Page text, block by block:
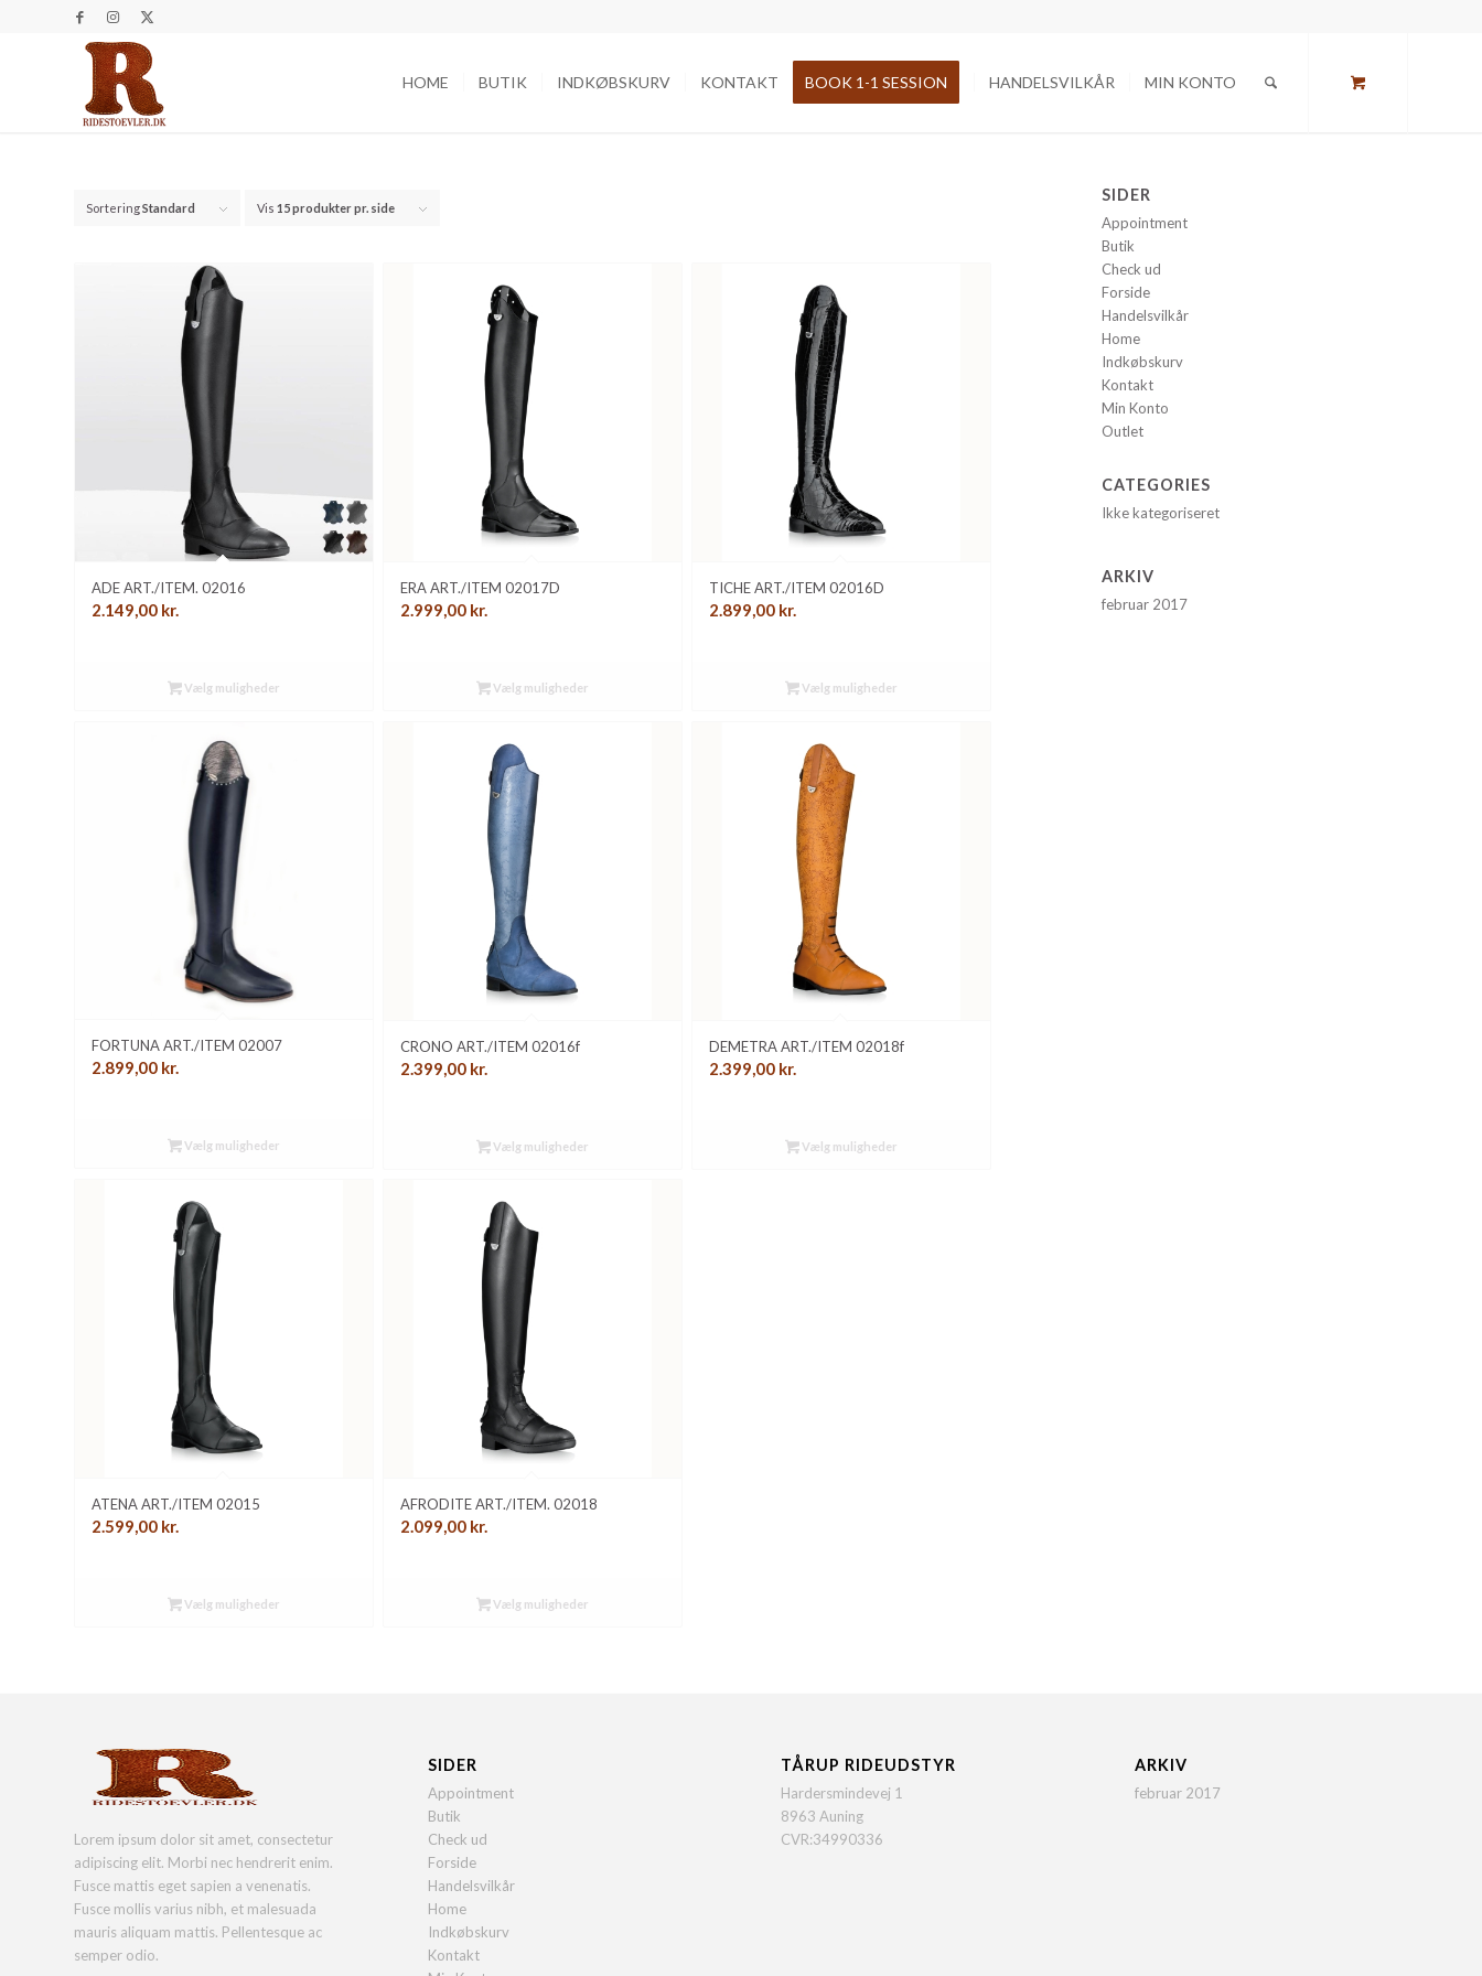
HOME BUTIK INDKØBSKURV KONTAKT BOOK 1-1 SESSION HANDELSVILKÅR MIN KONTO
SorteringStandard Vis 15 produkter pr. side
ADE ART./ITEM. 02016
2.149,00 kr.
Vælg muligheder
ERA ART./ITEM 02017D
2.999,00 kr.
Vælg muligheder
TICHE ART./ITEM 02016D
2.899,00 kr.
Vælg muligheder
FORTUNA ART./ITEM 02007
2.899,00 kr.
Vælg muligheder
CRONO ART./ITEM 02016f
2.399,00 kr.
Vælg muligheder
DEMETRA ART./ITEM 02018f
2.399,00 kr.
Vælg muligheder
ATENA ART./ITEM 02015
2.599,00 kr.
Vælg muligheder
AFRODITE ART./ITEM. 02018
2.099,00 kr.
Vælg muligheder
SIDER
Appointment
Butik
Check ud
Forside
Handelsvilkår
Home
Indkøbskurv
Kontakt
Min Konto
Outlet
CATEGORIES
Ikke kategoriseret
ARKIV
februar 2017
Lorem ipsum dolor sit amet, consectetur
adipiscing elit. Morbi nec hendrerit enim.
Fusce mattis eget sapien a venenatis.
Fusce mollis varius nibh, et malesuada
mauris aliquam mattis. Pellentesque ac
semper odio.
SIDER
Appointment
Butik
Check ud
Forside
Handelsvilkår
Home
Indkøbskurv
Kontakt
TÅRUP RIDEUDSTYR
Hardersmindevej 1
8963 Auning
CVR:34990336
ARKIV
februar 2017